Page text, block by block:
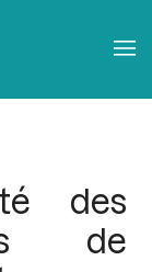
des
de